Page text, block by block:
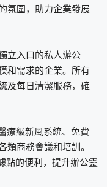
氛圍，助力企業發展
立入口的私人辦公
和需求的企業。所有
及每日清潔服務，確
療級新風系統、免費
類商務會議和培訓。
點的便利，提升辦公靈